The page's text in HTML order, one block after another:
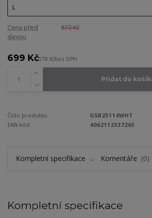
Cena před
slevou
873 Kč
699 Kč578 Kčbez DPH
Přidat do
Číslo produktu:
GSB25114WHT
EAN kód:
4062112337265
Kompletní specifikace Komentáře 0
Kompletní specifikace